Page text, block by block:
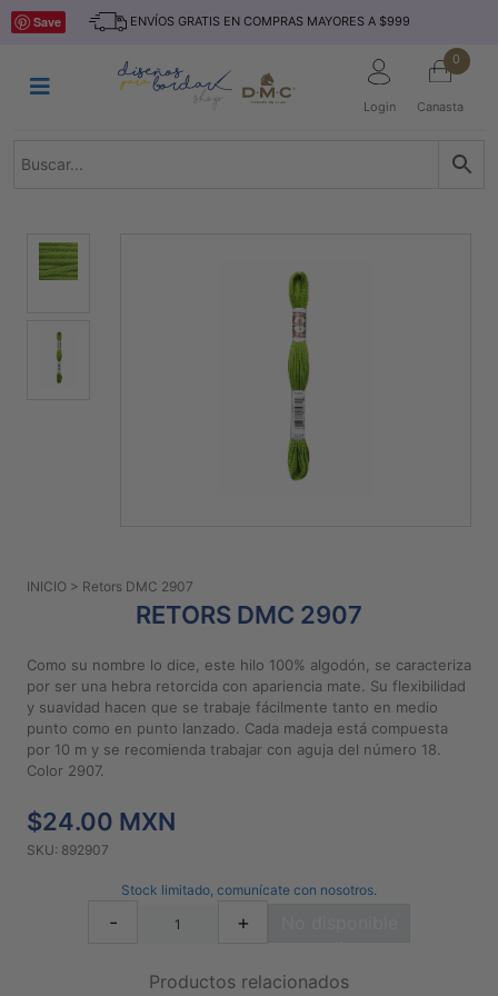
Saltar
ENVÍOS GRATIS EN COMPRAS MAYORES A $999
Login
0
Canasta
INICIO
TEJIDO
TELAS
MARCAS
NOVEDADES
Preguntas
Privacidad
Políticas
Compra
2026
Save
INICIO > Retors DMC 2907
RETORS DMC 2907
Como su nombre lo dice, este hilo 100% algodón, se caracteriza
por ser una hebra retorcida con apariencia mate. Su flexibilidad
y suavidad hacen que se trabaje fácilmente tanto en medio
punto como en punto lanzado. Cada madeja está compuesta
por 10 m y se recomienda trabajar con aguja del número 18.
Color 2907.
$24.00 MXN
SKU: 892907
Stock limitado, comunícate con nosotros.
- +
Productos relacionados